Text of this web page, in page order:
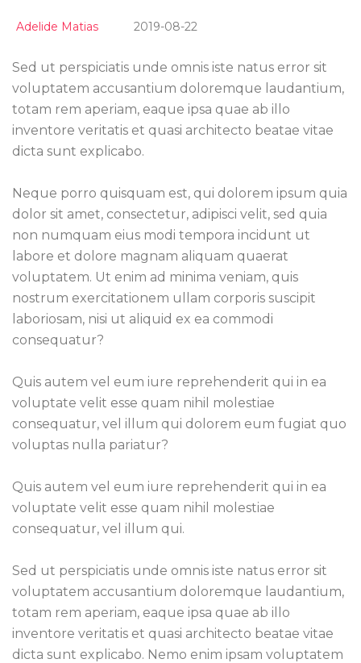
Adelide Matias 2019-08-22
Sed ut perspiciatis unde omnis iste natus error sit
voluptatem accusantium doloremque laudantium,
totam rem aperiam, eaque ipsa quae ab illo
inventore veritatis et quasi architecto beatae vitae
dicta sunt explicabo.
Neque porro quisquam est, qui dolorem ipsum quia
dolor sit amet, consectetur, adipisci velit, sed quia
non numquam eius modi tempora incidunt ut
labore et dolore magnam aliquam quaerat
voluptatem. Ut enim ad minima veniam, quis
nostrum exercitationem ullam corporis suscipit
laboriosam, nisi ut aliquid ex ea commodi
consequatur?
Quis autem vel eum iure reprehenderit qui in ea
voluptate velit esse quam nihil molestiae
consequatur, vel illum qui dolorem eum fugiat quo
voluptas nulla pariatur?
Quis autem vel eum iure reprehenderit qui in ea
voluptate velit esse quam nihil molestiae
consequatur, vel illum qui.
Sed ut perspiciatis unde omnis iste natus error sit
voluptatem accusantium doloremque laudantium,
totam rem aperiam, eaque ipsa quae ab illo
inventore veritatis et quasi architecto beatae vitae
dicta sunt explicabo. Nemo enim ipsam voluptatem